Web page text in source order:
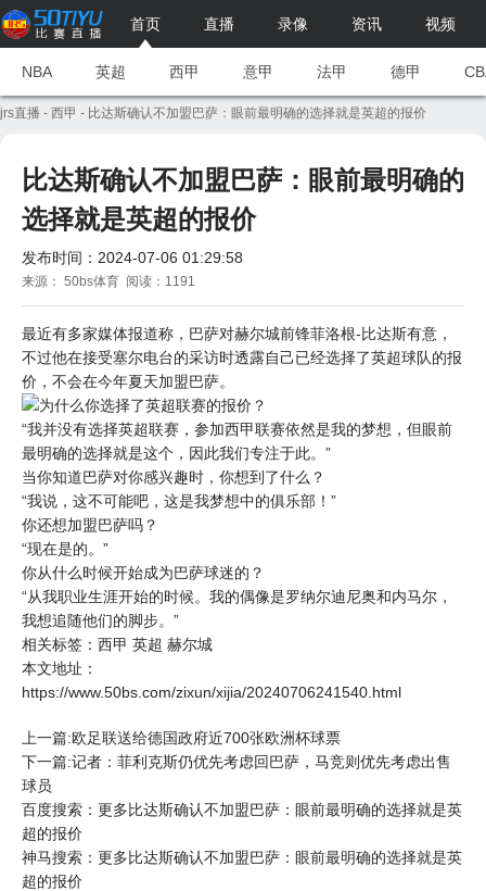
首页 直播 录像 资讯 视频
NBA 英超 西甲 意甲 法甲 德甲
jrs直播 - 西甲 - 比达斯确认不加盟巴萨：眼前最明确的选择就是英超的报价
比达斯确认不加盟巴萨：眼前最明确的
选择就是英超的报价
发布时间：2024-07-06 01:29:58
来源： 50bs体育 阅读：1191
最近有多家媒体报道称， 巴萨对赫尔城前锋菲洛根-比达斯有意，
不过他在接受塞尔电台的采访时透露自己已经选择了英超球队的报
价，不会在今年夏天加盟巴萨。
为什么你选择了英超联赛的报价？
“我并没有选择英超联赛，参加西甲联赛依然是我的梦想，但眼前
最明确的选择就是这个，因此我们专注于此。”
当你知道巴萨对你感兴趣时，你想到了什么？
“我说，这不可能吧，这是我梦想中的俱乐部！”
你还想加盟巴萨吗？
“现在是的。”
你从什么时候开始成为巴萨球迷的？
“从我职业生涯开始的时候。我的偶像是罗纳尔迪尼奥和内马尔，
我想追随他们的脚步。”
相关标签： 西甲 英超 赫尔城
本文地址：
https://www.50bs.com/zixun/xijia/20240706241540.html
上一篇:欧足联送给德国政府近700张欧洲杯球票
下一篇:记者：菲利克斯仍优先考虑回巴萨，马竞则优先考虑出售
球员
百度搜索：更多比达斯确认不加盟巴萨：眼前最明确的选择就是英
超的报价
神马搜索：更多比达斯确认不加盟巴萨：眼前最明确的选择就是英
超的报价